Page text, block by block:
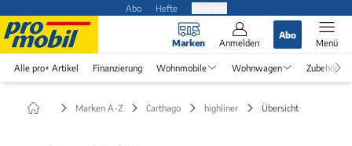
Abo Hefte
Marken Anmelden
Abo
Menü
Alle pro+ Artikel Finanzierung Wohnmobile Wohnwagen Zubehör
Marken A-Z Carthago highliner Übersicht